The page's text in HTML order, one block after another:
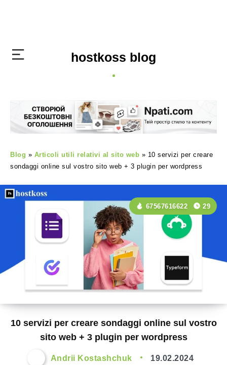
hostkoss blog
Blog » Articoli utili relativi al sito web » 10 servizi per creare
sondaggi online sul vostro sito web + 3 plugin per wordpress
10 servizi per creare sondaggi online sul vostro
sito web + 3 plugin per wordpress
67567616622 29
Andrii Kostashchuk 19.02.2024